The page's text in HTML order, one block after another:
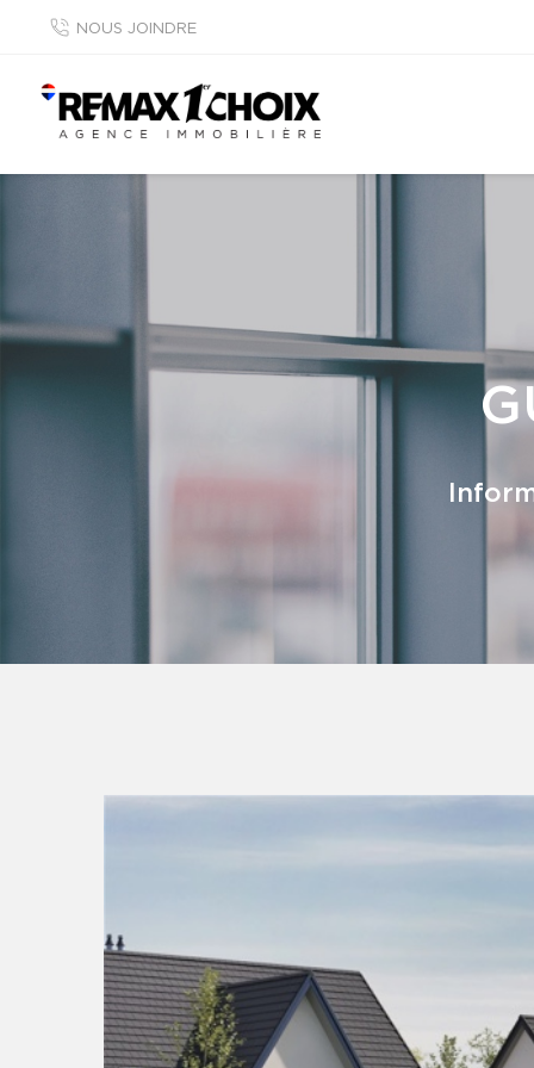
NOUS JOINDRE